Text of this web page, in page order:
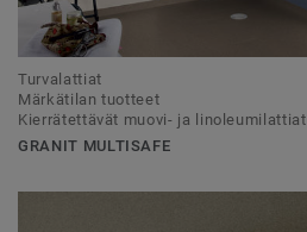
Turvalattiat
Märkätilan tuotteet
Kierrätettävät muovi- ja linoleumilattiat
GRANIT MULTISAFE